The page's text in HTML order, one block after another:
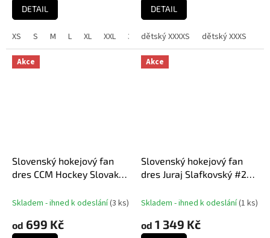
DETAIL
XS S M L XL XXL 3XL
DETAIL
dětský XXXXS dětský XXXS
Akce
Slovenský hokejový fan
dres CCM Hockey Slovakia
Skladem - ihned k odeslání(3 ks)
od 699 Kč
Akce
Slovenský hokejový fan
dres Juraj Slafkovský #20
Modrý
Skladem - ihned k odeslání(1 ks)
od 1 349 Kč